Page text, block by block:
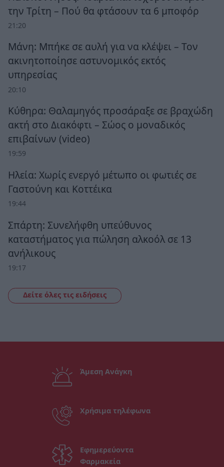
την Τρίτη – Πού θα φτάσουν τα 6 μποφόρ
21:20
Μάνη: Μπήκε σε αυλή για να κλέψει – Τον
ακινητοποίησε αστυνομικός εκτός
υπηρεσίας
20:10
Κύθηρα: Θαλαμηγός προσάραξε σε βραχώδη
ακτή στο Διακόφτι – Σώος ο μοναδικός
επιβαίνων (video)
19:59
Ηλεία: Χωρίς ενεργό μέτωπο οι φωτιές σε
Γαστούνη και Κοττέικα
19:44
Σπάρτη: Συνελήφθη υπεύθυνος
καταστήματος για πώληση αλκοόλ σε 13
ανήλικους
19:17
Δείτε όλες τις ειδήσεις
Άμεση Ανάγκη
Χρήσιμα τηλέφωνα
Εφημερεύοντα
Φαρμακεία